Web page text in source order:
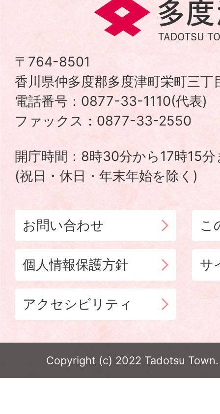
多
度
町
TADOTSU
TOWN
〒764-8501
香川県仲多度郡多度津町栄町三
電話番号：0877-33-1110(代表)
ファックス：0877-33-2550
開庁時間：8時30分から17時15分
(祝日・休日・年末年始を除く)
お問い合わせ こ
個人情報保護方針 サ
アクセシビリティ
Copyright (c) 2022 Tadotsu